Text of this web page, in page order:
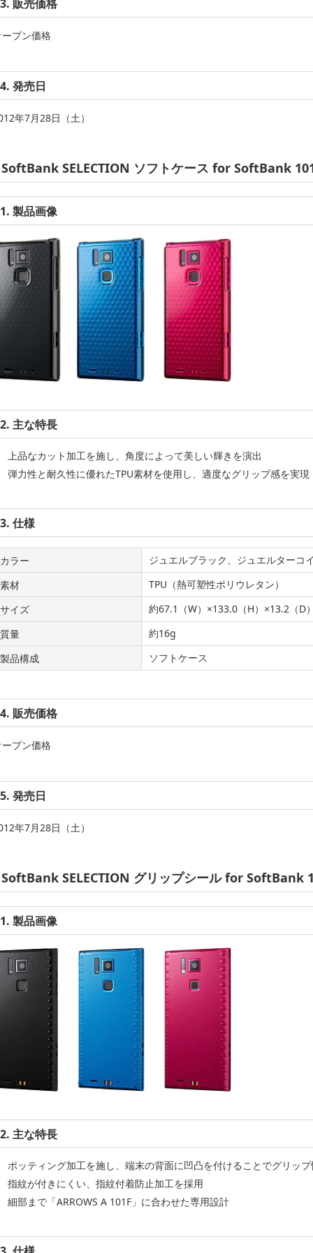
3. 販売価格
プン価格
4. 発売日
年7月28日（土）
SoftBank SELECTION ソフトケース for SoftBank
1. 製品画像
2. 主な特長
上品なカット加工を施し、角度によって美しい輝きを演出
弾力性と耐久性に優れたTPU素材を使用し、適度なグリップ感を実現
3. 仕様
カラー
ジュエルブラック、ジュエルターコ
素材
TPU（熱可塑性ポリウレタン）
サイズ
約67.1（W）×133.0（H）×13.2（D
質量
約16g
製品構成
ソフトケース
4. 販売価格
プン価格
5. 発売日
年7月28日（土）
SoftBank SELECTION グリップシール for SoftBank
1. 製品画像
2. 主な特長
ポッティング加工を施し、端末の背面に凹凸を付けることでグリッ
指紋が付きにくい、指紋付着防止加工を採用
細部まで「ARROWS A 101F」に合わせた専用設計